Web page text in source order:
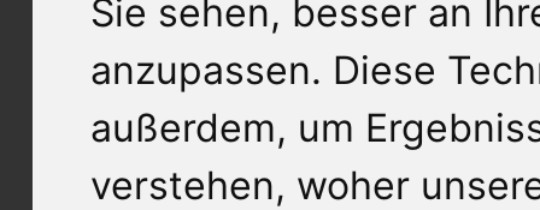
Sie sehen, besser an
anzupassen. Diese
außerdem, um
verstehen, woher